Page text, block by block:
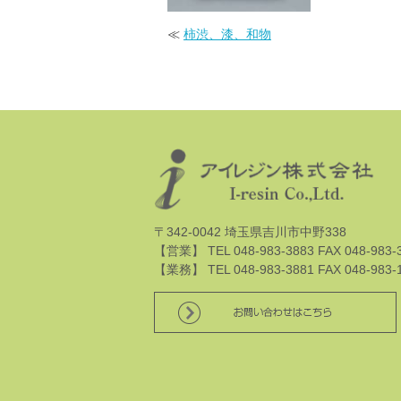
≪ 柿渋、漆、和物
〒342-0042 埼玉県吉川市中野338
【営業】 TEL 048-983-3883 FAX 048-983-
【業務】 TEL 048-983-3881 FAX 048-983-